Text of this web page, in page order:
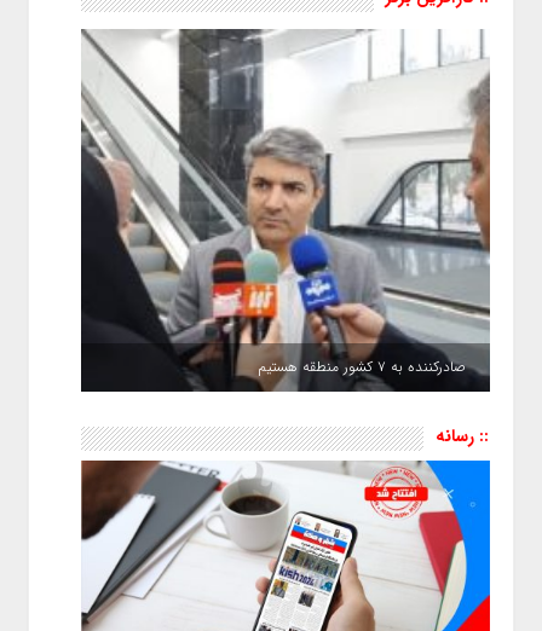
صادرکننده به ۷ کشور منطقه هستیم
:: رسانه